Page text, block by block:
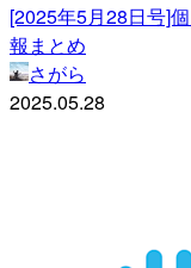
[2025年5月28日号]
報まとめ
さがら
2025.05.28